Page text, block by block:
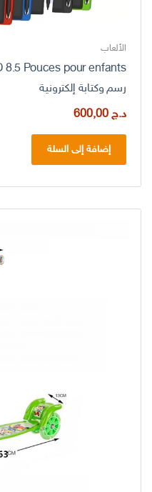
الألعاب
رسم وكتابة إلكترونية
د.ج
إضافة إلى السلة